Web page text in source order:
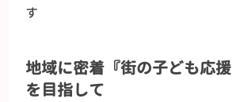
す
地域に密着『街の子ども応援
を目指して